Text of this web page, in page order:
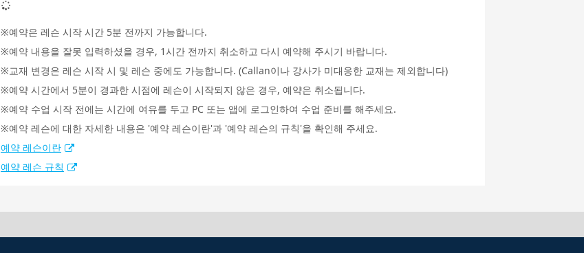
예약은 레슨 시작 시간 5분 전까지 가능합니다.
예약 내용을 잘못 입력하셨을 경우, 1시간 전까지 취소하고 다시 예약해 주시기 바랍니다.
교재 변경은 레슨 시작 시 및 레슨 중에도 가능합니다. (Callan이나 강사가 미대응한 교재는 제외합니다)
예약 시간에서 5분이 경과한 시점에 레슨이 시작되지 않은 경우, 예약은 취소됩니다.
예약 수업 시작 전에는 시간에 여유를 두고 PC 또는 앱에 로그인하여 수업 준비를 해주세요.
예약 레슨에 대한 자세한 내용은 '예약 레슨이란'과 '예약 레슨의 규칙'을 확인해 주세요.
예약 레슨이란
예약 레슨 규칙